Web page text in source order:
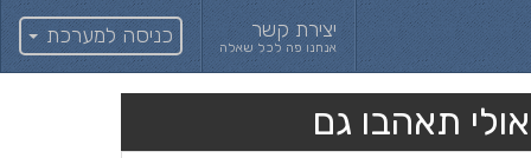
יצירת קשר
אנחנו פה לכל שאלה כניסה למערכת
אולי תאהבו גם